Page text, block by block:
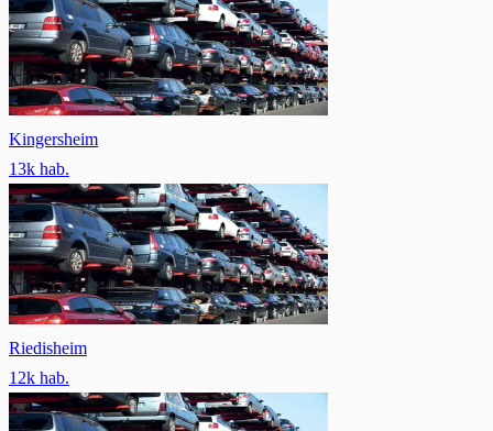
Kingersheim
13k hab.
Riedisheim
12k hab.